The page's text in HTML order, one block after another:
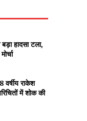
हादसा टला,
राकेश
में शोक की